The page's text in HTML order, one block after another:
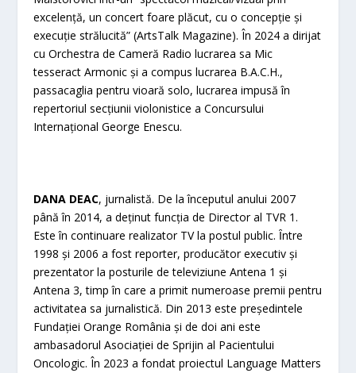
excelență, un concert foare plăcut, cu o concepție și
execuție strălucită” (ArtsTalk Magazine). În 2024 a dirijat
cu Orchestra de Cameră Radio lucrarea sa Mic
tesseract Armonic și a compus lucrarea B.A.C.H.,
passacaglia pentru vioară solo, lucrarea impusă în
repertoriul secțiunii violonistice a Concursului
Internațional George Enescu.
DANA DEAC, jurnalistă. De la începutul anului 2007
până în 2014, a deținut funcția de Director al TVR 1.
Este în continuare realizator TV la postul public. Ȋntre
1998 și 2006 a fost reporter, producător executiv și
prezentator la posturile de televiziune Antena 1 și
Antena 3, timp în care a primit numeroase premii pentru
activitatea sa jurnalistică. Din 2013 este președintele
Fundației Orange România și de doi ani este
ambasadorul Asociației de Sprijin al Pacientului
Oncologic. În 2023 a fondat proiectul Language Matters